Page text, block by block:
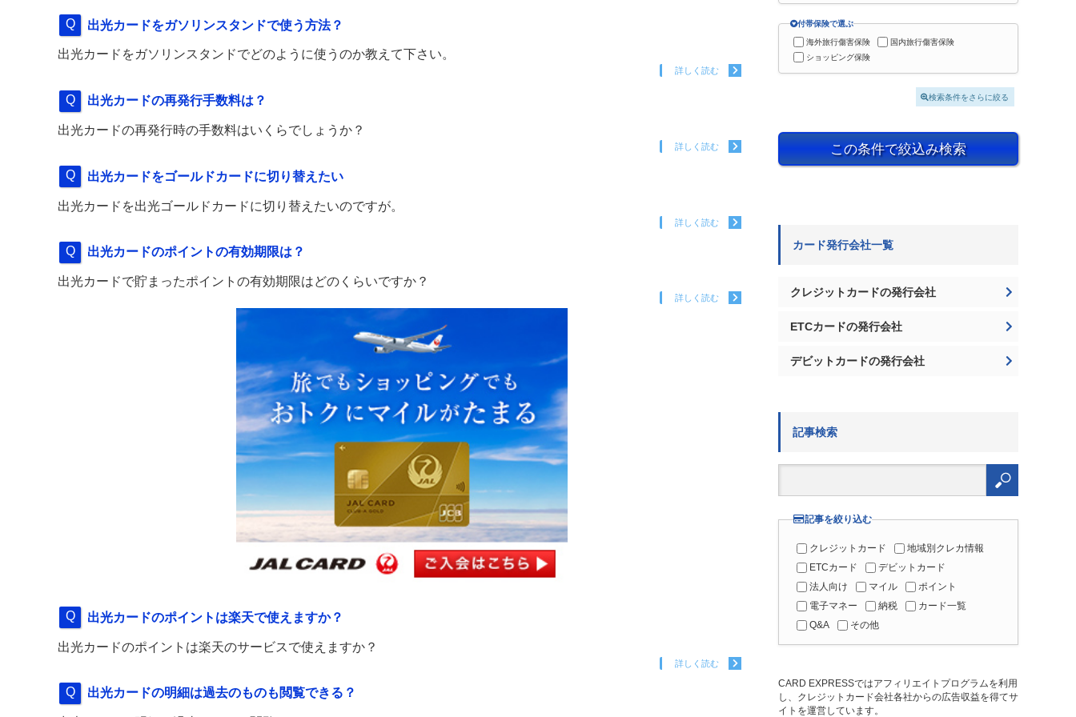
出光カードをガソリンスタンドで使う方法？
出光カードをガソリンスタンドでどのように使うのか教えて下さい。
詳しく読む
出光カードの再発行手数料は？
出光カードの再発行時の手数料はいくらでしょうか？
詳しく読む
出光カードをゴールドカードに切り替えたい
出光カードを出光ゴールドカードに切り替えたいのですが。
詳しく読む
出光カードのポイントの有効期限は？
出光カードで貯まったポイントの有効期限はどのくらいですか？
詳しく読む
出光カードのポイントは楽天で使えますか？
出光カードのポイントは楽天のサービスで使えますか？
詳しく読む
出光カードの明細は過去のものも閲覧できる？
付帯保険で選ぶ
海外旅行傷害保険
国内旅行傷害保険
ショッピング保険
検索条件をさらに絞る
この条件で絞込み検索
カード発行会社一覧
クレジットカードの発行会社
ETCカードの発行会社
デビットカードの発行会社
記事検索
検
記事を絞り込む
クレジットカード
地域別クレカ情報
ETCカード
デビットカード
法人向け
マイル
ポイント
電子マネー
納税
カード一覧
Q&A
その他
CARD EXPRESSではアフィリエイトプログラムを利用
し、クレジットカード会社各社からの広告収益を得てサ
イトを運営しています。